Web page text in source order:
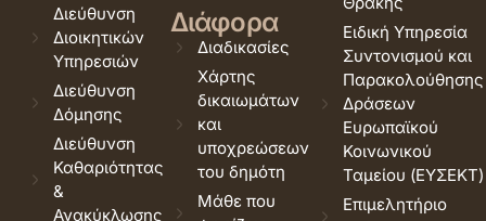
Διεύθυνση
Διοικητικών
Υπηρεσιών
Διεύθυνση
Δόμησης
Διεύθυνση
Καθαριότητας
&
Ανακύκλωσης
Διάφορα
Διαδικασίες
Χάρτης
δικαιωμάτων
και
υποχρεώσεων
του δημότη
Μάθε που
Ειδική Υπηρεσία
Συντονισμού και
Παρακολούθησης
Δράσεων
Ευρωπαϊκού
Κοινωνικού
Ταμείου (ΕΥΣΕΚΤ)
Επιμελητήριο